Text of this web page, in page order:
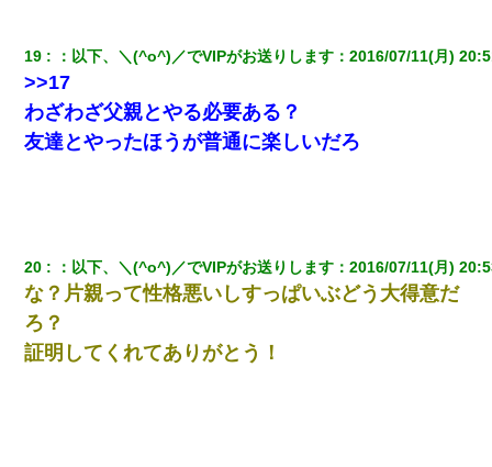
19 ： 以下、＼(^o^)／でVIPがお送りします ：2016/07/11(月)
>>17
わざわざ父親とやる必要ある？
友達とやったほうが普通に楽しいだろ
20 ： 以下、＼(^o^)／でVIPがお送りします ：2016/07/11(月)
な？片親って性格悪いしすっぱいぶどう大得意だ
ろ？
証明してくれてありがとう！